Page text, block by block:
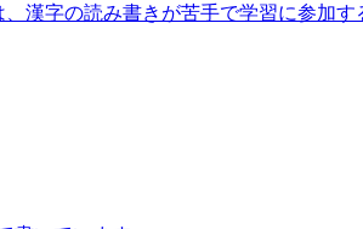
漢字の読み書きが苦手で学習に参加